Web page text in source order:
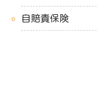
自賠責保険